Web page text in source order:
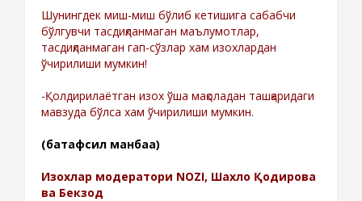
Шунингдек миш-миш бўлиб кетишига сабабчи
бўлгувчи тасдиқланмаган маълумотлар,
тасдиқланмаган гап-сўзлар хам изохлардан
ўчирилиши мумкин!
-Қолдирилаётган изох ўша мақоладан ташқаридаги
мавзуда бўлса хам ўчирилиши мумкин.
(батафсил манбаа)
Изохлар модератори NOZI, Шахло Қодирова
ва Бекзод